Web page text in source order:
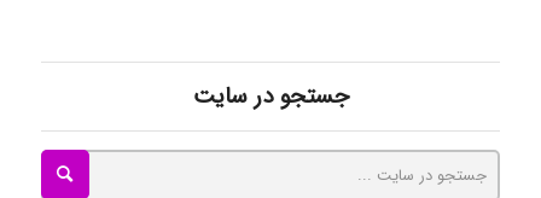
Nazaninkarkon
جستجو در سایت